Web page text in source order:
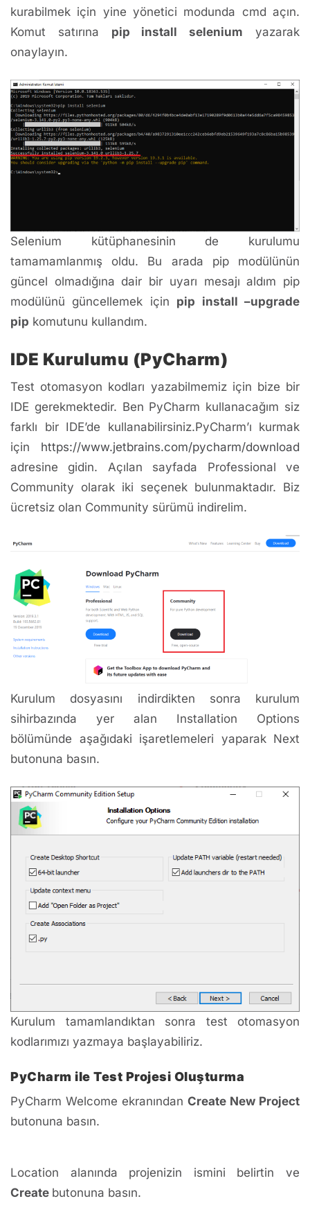
kurabilmek için yine yönetici modunda cmd açın.
Komut satırına pip install selenium yazarak
onaylayın.
Selenium kütüphanesinin de kurulumu
tamamamlanmış oldu. Bu arada pip modülünün
güncel olmadığına dair bir uyarı mesajı aldım pip
modülünü güncellemek için pip install –upgrade
pip komutunu kullandım.
IDE Kurulumu (PyCharm)
Test otomasyon kodları yazabilmemiz için bize bir
IDE gerekmektedir. Ben PyCharm kullanacağım siz
farklı bir IDE’de kullanabilirsiniz.PyCharm’ı kurmak
için https://www.jetbrains.com/pycharm/download
adresine gidin. Açılan sayfada Professional ve
Community olarak iki seçenek bulunmaktadır. Biz
ücretsiz olan Community sürümü indirelim.
Kurulum dosyasını indirdikten sonra kurulum
sihirbazında yer alan Installation Options
bölümünde aşağıdaki işaretlemeleri yaparak Next
butonuna basın.
Kurulum tamamlandıktan sonra test otomasyon
kodlarımızı yazmaya başlayabiliriz.
PyCharm ile Test Projesi Oluşturma
PyCharm Welcome ekranından Create New Project
butonuna basın.
Location alanında projenizin ismini belirtin ve
Create butonuna basın.